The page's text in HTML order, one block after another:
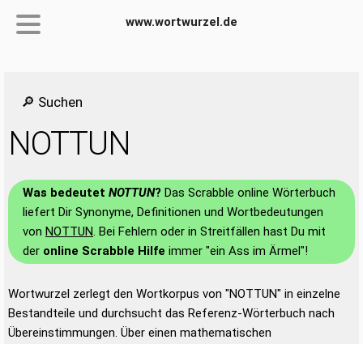
www.wortwurzel.de
🔎 Suchen
NOTTUN
Was bedeutet NOTTUN? Das Scrabble online Wörterbuch
liefert Dir Synonyme, Definitionen und Wortbedeutungen
von NOTTUN. Bei Fehlern oder in Streitfällen hast Du mit
der online Scrabble Hilfe immer "ein Ass im Ärmel"!
Wortwurzel zerlegt den Wortkorpus von "NOTTUN" in einzelne
Bestandteile und durchsucht das Referenz-Wörterbuch nach
Übereinstimmungen. Über einen mathematischen